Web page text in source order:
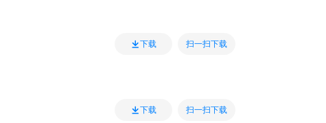
下载 扫一扫下载
下载 扫一扫下载